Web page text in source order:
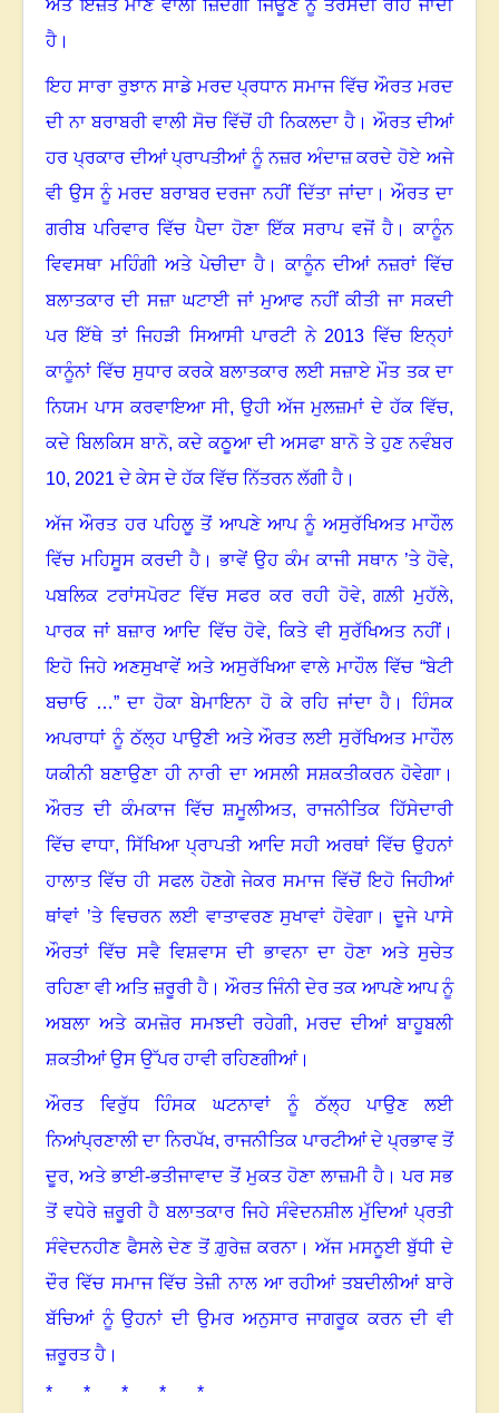
ਅਤੇ ਇੱਜ਼ਤ ਮਾਣ ਵਾਲੀ ਜ਼ਿੰਦਗੀ ਜਿਊਣ ਨੂੰ ਤਰਸਦੀ ਰਹਿ ਜਾਂਦੀ
ਹੈ ।
ਇਹ ਸਾਰਾ ਰੁਝਾਨ ਸਾਡੇ ਮਰਦ ਪ੍ਰਧਾਨ ਸਮਾਜ ਵਿੱਚ ਔਰਤ ਮਰਦ
ਦੀ ਨਾ ਬਰਾਬਰੀ ਵਾਲੀ ਸੋਚ ਵਿੱਚੋਂ ਹੀ ਨਿਕਲਦਾ ਹੈ। ਔਰਤ ਦੀਆਂ
ਹਰ ਪ੍ਰਕਾਰ ਦੀਆਂ ਪ੍ਰਾਪਤੀਆਂ ਨੂੰ ਨਜ਼ਰ ਅੰਦਾਜ਼ ਕਰਦੇ ਹੋਏ ਅਜੇ
ਵੀ ਉਸ ਨੂੰ ਮਰਦ ਬਰਾਬਰ ਦਰਜਾ ਨਹੀਂ ਦਿੱਤਾ ਜਾਂਦਾ।ਔਰਤ ਦਾ
ਗਰੀਬ ਪਰਿਵਾਰ ਵਿੱਚ ਪੈਦਾ ਹੋਣਾ ਇੱਕ ਸਰਾਪ ਵਜੋਂ ਹੈ।ਕਾਨੂੰਨ
ਵਿਵਸਥਾ ਮਹਿੰਗੀ ਅਤੇ ਪੇਚੀਦਾ ਹੈ ।ਕਾਨੂੰਨ ਦੀਆਂ ਨਜ਼ਰਾਂ ਵਿੱਚ
ਬਲਾਤਕਾਰ ਦੀ ਸਜ਼ਾ ਘਟਾਈ ਜਾਂ ਮੁਆਫ ਨਹੀਂ ਕੀਤੀ ਜਾ ਸਕਦੀ
ਪਰ ਇੱਥੇ ਤਾਂ ਜਿਹੜੀ ਸਿਆਸੀ ਪਾਰਟੀ ਨੇ 2013 ਵਿੱਚ ਇਨ੍ਹਾਂ
ਕਾਨੂੰਨਾਂ ਵਿੱਚ ਸੁਧਾਰ ਕਰਕੇ ਬਲਾਤਕਾਰ ਲਈ ਸਜ਼ਾਏ ਮੌਤ ਤਕ ਦਾ
ਨਿਯਮ ਪਾਸ ਕਰਵਾਇਆ ਸੀ, ਉਹੀ ਅੱਜ ਮੁਲਜ਼ਮਾਂ ਦੇ ਹੱਕ ਵਿੱਚ,
ਕਦੇ ਬਿਲਕਿਸ ਬਾਨੋ,ਕਦੇ ਕਠੂਆ ਦੀ ਅਸਫਾ ਬਾਨੋ ਤੇ ਹੁਣ ਨਵੰਬਰ
10, 2021 ਦੇ ਕੇਸ ਦੇ ਹੱਕ ਵਿੱਚ ਨਿੱਤਰਨ ਲੱਗੀ ਹੈ ।
ਅੱਜ ਔਰਤ ਹਰ ਪਹਿਲੂ ਤੋਂ ਆਪਣੇ ਆਪ ਨੂੰ ਅਸੁਰੱਖਿਅਤ ਮਾਹੌਲ
ਵਿੱਚ ਮਹਿਸੂਸ ਕਰਦੀ ਹੈ ।ਭਾਵੇਂ ਉਹ ਕੰਮ ਕਾਜੀ ਸਥਾਨ ’ਤੇ ਹੋਵੇ,
ਪਬਲਿਕ ਟਰਾਂਸਪੋਰਟ ਵਿੱਚ ਸਫਰ ਕਰ ਰਹੀ ਹੋਵੇ,ਗਲ਼ੀ ਮੁਹੱਲੇ,
ਪਾਰਕ ਜਾਂ ਬਜ਼ਾਰ ਆਦਿ ਵਿੱਚ ਹੋਵੇ,ਕਿਤੇ ਵੀ ਸੁਰੱਖਿਅਤ ਨਹੀਂ।
ਇਹੋ ਜਿਹੇ ਅਣਸੁਖਾਵੇਂ ਅਤੇ ਅਸੁਰੱਖਿਆ ਵਾਲੇ ਮਾਹੌਲ ਵਿੱਚ “ਬੇਟੀ
ਬਚਾਓ…” ਦਾ ਹੋਕਾ ਬੇਮਾਇਨਾ ਹੋ ਕੇ ਰਹਿ ਜਾਂਦਾ ਹੈ ।ਹਿੰਸਕ
ਅਪਰਾਧਾਂ ਨੂੰ ਠੱਲ੍ਹ ਪਾਉਣੀ ਅਤੇ ਔਰਤ ਲਈ ਸੁਰੱਖਿਅਤ ਮਾਹੌਲ
ਯਕੀਨੀ ਬਣਾਉਣਾ ਹੀ ਨਾਰੀ ਦਾ ਅਸਲੀ ਸਸ਼ਕਤੀਕਰਨ ਹੋਵੇਗਾ ।
ਔਰਤ ਦੀ ਕੰਮਕਾਜ ਵਿੱਚ ਸ਼ਮੂਲੀਅਤ,ਰਾਜਨੀਤਿਕ ਹਿੱਸੇਦਾਰੀ
ਵਿੱਚ ਵਾਧਾ, ਸਿੱਖਿਆ ਪ੍ਰਾਪਤੀ ਆਦਿ ਸਹੀ ਅਰਥਾਂ ਵਿੱਚ ਉਹਨਾਂ
ਹਾਲਾਤ ਵਿੱਚ ਹੀ ਸਫਲ ਹੋਣਗੇ ਜੇਕਰ ਸਮਾਜ ਵਿੱਚੋਂ ਇਹੋ ਜਿਹੀਆਂ
ਥਾਂਵਾਂ ’ਤੇ ਵਿਚਰਨ ਲਈ ਵਾਤਾਵਰਣ ਸੁਖਾਵਾਂ ਹੋਵੇਗਾ ।ਦੂਜੇ ਪਾਸੇ
ਔਰਤਾਂ ਵਿੱਚ ਸਵੈ ਵਿਸ਼ਵਾਸ ਦੀ ਭਾਵਨਾ ਦਾ ਹੋਣਾ ਅਤੇ ਸੁਚੇਤ
ਰਹਿਣਾ ਵੀ ਅਤਿ ਜ਼ਰੂਰੀ ਹੈ। ਔਰਤ ਜਿੰਨੀ ਦੇਰ ਤਕ ਆਪਣੇ ਆਪ ਨੂੰ
ਅਬਲਾ ਅਤੇ ਕਮਜ਼ੋਰ ਸਮਝਦੀ ਰਹੇਗੀ, ਮਰਦ ਦੀਆਂ ਬਾਹੂਬਲੀ
ਸ਼ਕਤੀਆਂ ਉਸ ਉੱਪਰ ਹਾਵੀ ਰਹਿਣਗੀਆਂ।
ਔਰਤ ਵਿਰੁੱਧ ਹਿੰਸਕ ਘਟਨਾਵਾਂ ਨੂੰ ਠੱਲ੍ਹ ਪਾਉਣ ਲਈ
ਨਿਆਂਪ੍ਰਣਾਲੀ ਦਾ ਨਿਰਪੱਖ,ਰਾਜਨੀਤਿਕ ਪਾਰਟੀਆਂ ਦੇ ਪ੍ਰਭਾਵ ਤੋਂ
ਦੂਰ, ਅਤੇ ਭਾਈ-ਭਤੀਜਾਵਾਦ ਤੋਂ ਮੁਕਤ ਹੋਣਾ ਲਾਜ਼ਮੀ ਹੈ ।ਪਰ ਸਭ
ਤੋਂ ਵਧੇਰੇ ਜ਼ਰੂਰੀ ਹੈ ਬਲਾਤਕਾਰ ਜਿਹੇ ਸੰਵੇਦਨਸ਼ੀਲ ਮੁੱਦਿਆਂ ਪ੍ਰਤੀ
ਸੰਵੇਦਨਹੀਣ ਫੈਸਲੇ ਦੇਣ ਤੋਂ ਗ਼ੁਰੇਜ਼ ਕਰਨਾ।ਅੱਜ ਮਸਨੂਈ ਬੁੱਧੀ ਦੇ
ਦੌਰ ਵਿੱਚ ਸਮਾਜ ਵਿੱਚ ਤੇਜ਼ੀ ਨਾਲ ਆ ਰਹੀਆਂ ਤਬਦੀਲੀਆਂ ਬਾਰੇ
ਬੱਚਿਆਂ ਨੂੰ ਉਹਨਾਂ ਦੀ ਉਮਰ ਅਨੁਸਾਰ ਜਾਗਰੂਕ ਕਰਨ ਦੀ ਵੀ
ਜ਼ਰੂਰਤ ਹੈ ।
* * * * *